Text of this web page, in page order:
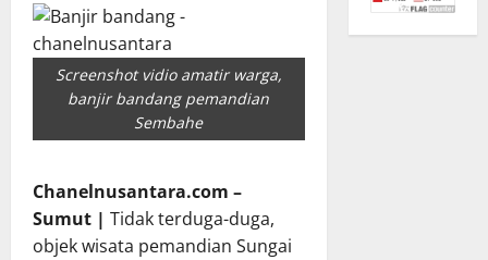
Screenshot vidio amatir warga,
banjir bandang pemandian
Sembahe
Chanelnusantara.com –
Sumut | Tidak terduga-duga,
objek wisata pemandian Sungai